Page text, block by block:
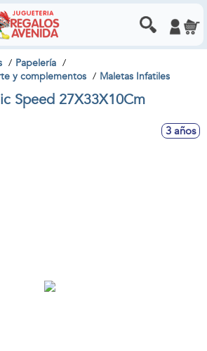
Papelería
y complementos
Maletas Infatiles
Speed 27X33X10Cm
3 años